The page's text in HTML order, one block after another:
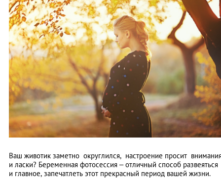
Ваш животик заметно округлился, настроение просит
и ласки? Беременная фотосессия – отличный способ развеяться
и главное, запечатлеть этот прекрасный период вашей жизни.